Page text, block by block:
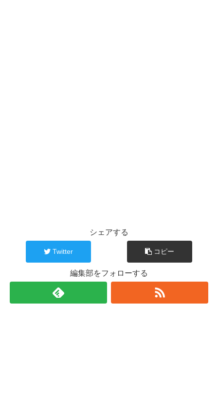
シェアする
Twitter コピー
編集部をフォローする